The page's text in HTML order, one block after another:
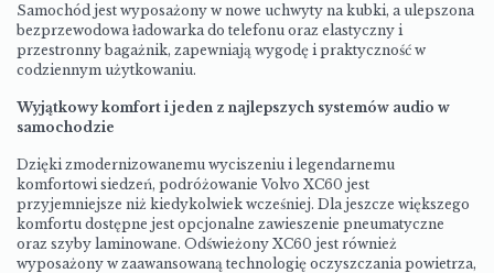
Samochód jest wyposażony w nowe uchwyty na kubki, a ulepszona
bezprzewodowa ładowarka do telefonu oraz elastyczny i
przestronny bagażnik, zapewniają wygodę i praktyczność w
codziennym użytkowaniu.
Wyjątkowy komfort i jeden z najlepszych systemów audio w
samochodzie
Dzięki zmodernizowanemu wyciszeniu i legendarnemu
komfortowi siedzeń, podróżowanie Volvo XC60 jest
przyjemniejsze niż kiedykolwiek wcześniej. Dla jeszcze większego
komfortu dostępne jest opcjonalne zawieszenie pneumatyczne
oraz szyby laminowane. Odświeżony XC60 jest również
wyposażony w zaawansowaną technologię oczyszczania powietrza,